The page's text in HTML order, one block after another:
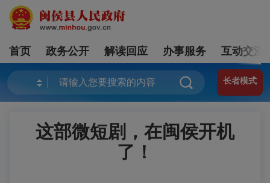
首页 政务公开 解读回应 办事服务 互动交流
长者模式
这部微短剧，在闽侯开机
了！